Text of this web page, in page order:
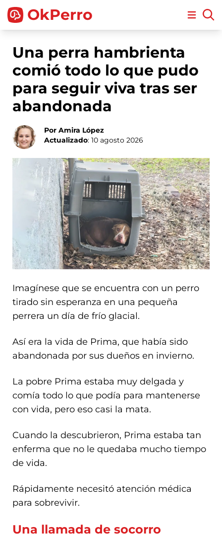
OkPerro Open
Una perra hambrienta
comió todo lo que pudo
para seguir viva tras ser
abandonada
Por Amira López
Actualizado: 10 agosto 2026
Imagínese que se encuentra con un perro
tirado sin esperanza en una pequeña
perrera un día de frío glacial.
Así era la vida de Prima, que había sido
abandonada por sus dueños en invierno.
La pobre Prima estaba muy delgada y
comía todo lo que podía para mantenerse
con vida, pero eso casi la mata.
Cuando la descubrieron, Prima estaba tan
enferma que no le quedaba mucho tiempo
de vida.
Rápidamente necesitó atención médica
para sobrevivir.
Una llamada de socorro